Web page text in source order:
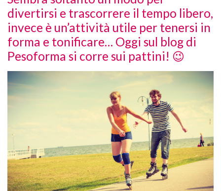
divertirsi e trascorrere il tempo libero,
invece è un’attività utile per tenersi in
forma e tonificare… Oggi sul blog di
Pesoforma si corre sui pattini! 😉